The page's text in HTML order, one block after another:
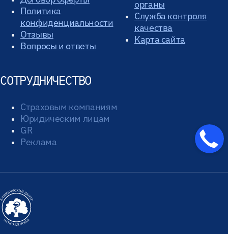
Политика
конфиденциальности
Отзывы
Вопросы и ответы
органы
Служба контроля
качества
Карта сайта
СОТРУДНИЧЕСТВО
Страховым компаниям
Юридическим лицам
GR
Реклама